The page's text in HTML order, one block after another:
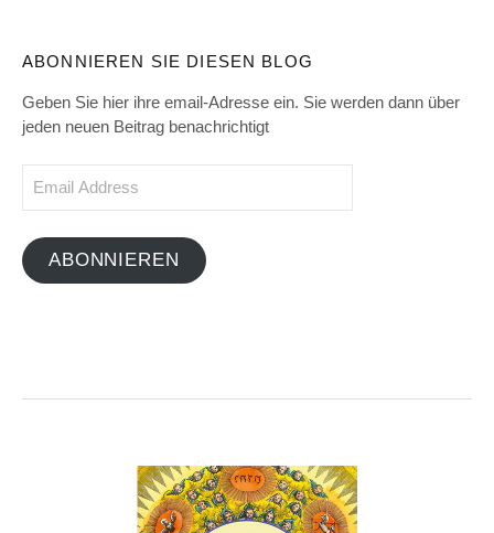
ABONNIEREN SIE DIESEN BLOG
Geben Sie hier ihre email-Adresse ein. Sie werden dann über
jeden neuen Beitrag benachrichtigt
ABONNIEREN